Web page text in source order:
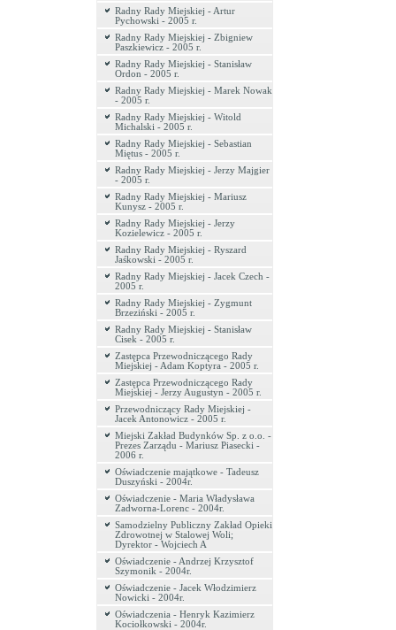
Radny Rady Miejskiej - Artur
Pychowski - 2005 r.
Radny Rady Miejskiej - Zbigniew
Paszkiewicz - 2005 r.
Radny Rady Miejskiej - Stanisław
Ordon - 2005 r.
Radny Rady Miejskiej - Marek Nowak
- 2005 r.
Radny Rady Miejskiej - Witold
Michalski - 2005 r.
Radny Rady Miejskiej - Sebastian
Miętus - 2005 r.
Radny Rady Miejskiej - Jerzy Majgier
- 2005 r.
Radny Rady Miejskiej - Mariusz
Kunysz - 2005 r.
Radny Rady Miejskiej - Jerzy
Kozielewicz - 2005 r.
Radny Rady Miejskiej - Ryszard
Jaśkowski - 2005 r.
Radny Rady Miejskiej - Jacek Czech -
2005 r.
Radny Rady Miejskiej - Zygmunt
Brzeziński - 2005 r.
Radny Rady Miejskiej - Stanisław
Cisek - 2005 r.
Zastępca Przewodniczącego Rady
Miejskiej - Adam Koptyra - 2005 r.
Zastępca Przewodniczącego Rady
Miejskiej - Jerzy Augustyn - 2005 r.
Przewodniczący Rady Miejskiej -
Jacek Antonowicz - 2005 r.
Miejski Zakład Budynków Sp. z o.o. -
Prezes Zarządu - Mariusz Piasecki -
2006 r.
Oświadczenie majątkowe - Tadeusz
Duszyński - 2004r.
Oświadczenie - Maria Władysława
Zadworna-Lorenc - 2004r.
Samodzielny Publiczny Zakład Opieki
Zdrowotnej w Stalowej Woli;
Dyrektor - Wojciech A
Oświadczenie - Andrzej Krzysztof
Szymonik - 2004r.
Oświadczenie - Jacek Włodzimierz
Nowicki - 2004r.
Oświadczenia - Henryk Kazimierz
Kociołkowski - 2004r.